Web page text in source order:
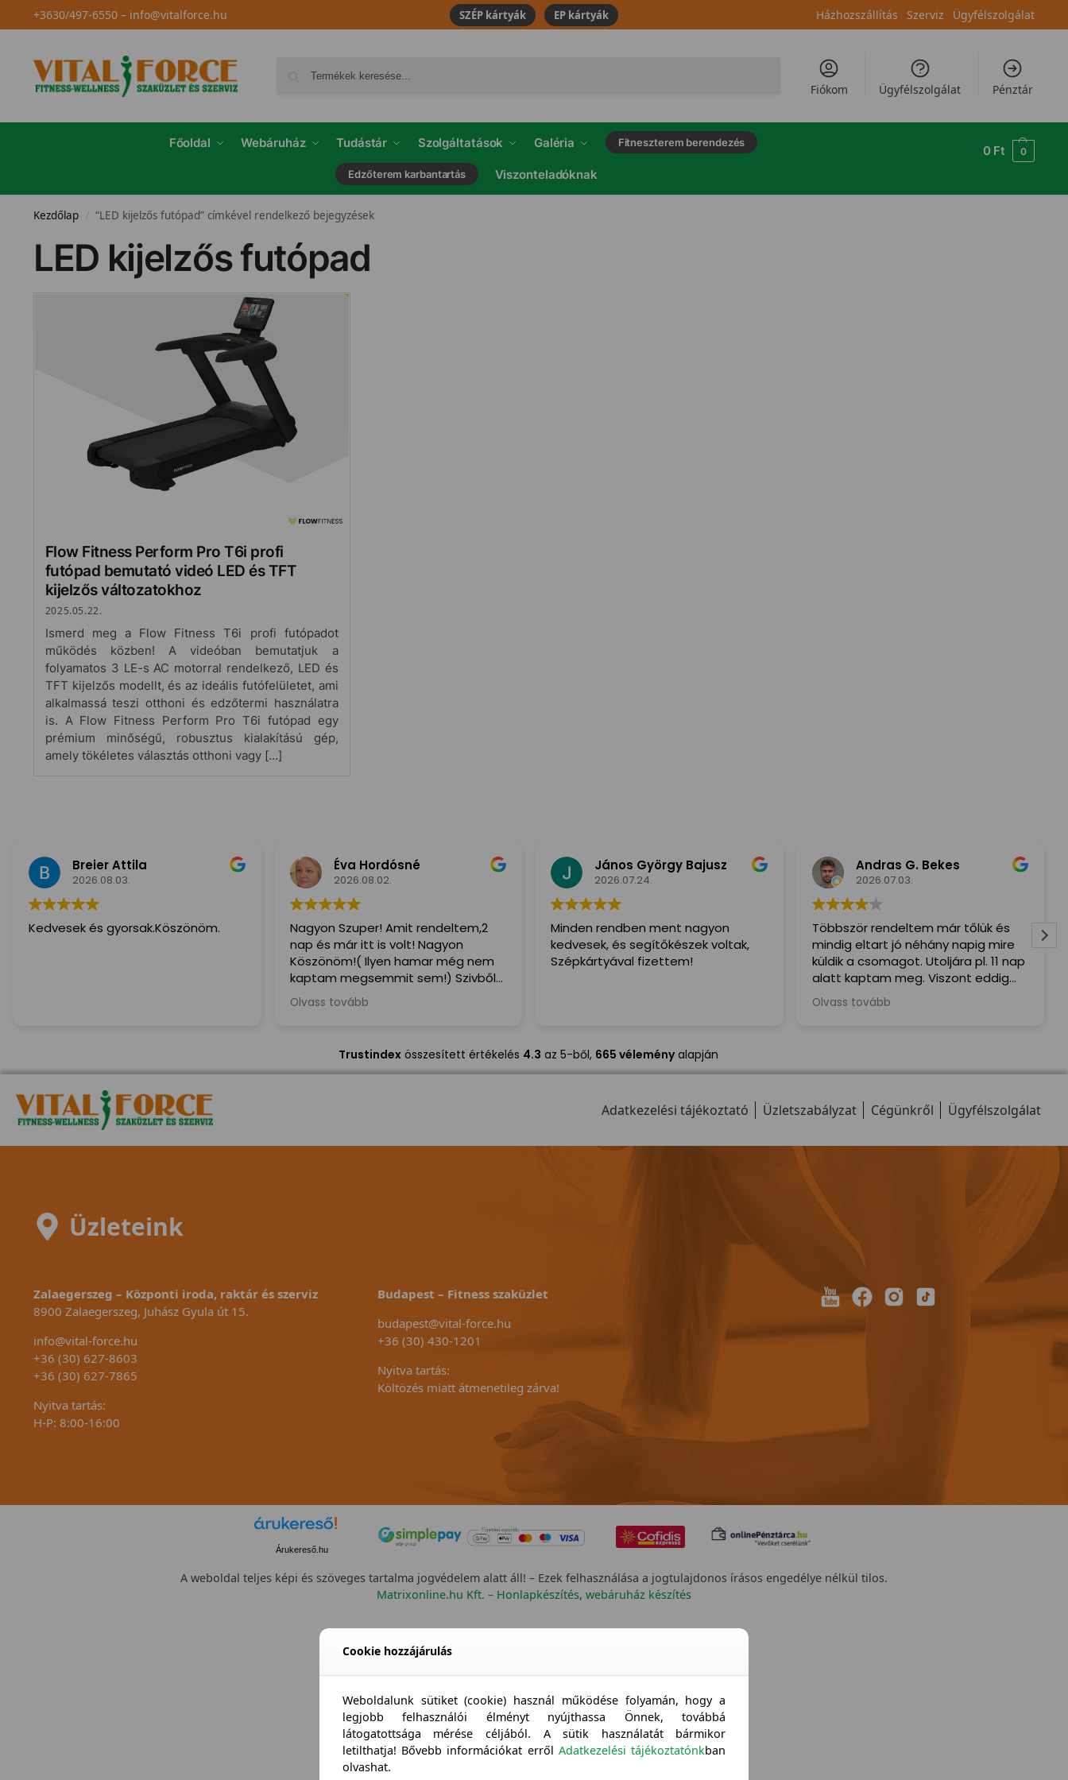
+3630/497-6550– info@vitalforce.hu SZÉP kártyák EP kártyák Házhozszállítás Szerviz Ügyfélszolgálat
Fiókom Ügyfélszolgálat Pénztár
Főoldal Webáruház Tudástár Szolgáltatások Galéria Fitneszterem berendezés
Edzőterem karbantartás Viszonteladóknak
0 Ft 0
Kezdőlap / “LED kijelzős futópad” címkével rendelkező bejegyzések
LED kijelzős futópad
Flow Fitness Perform Pro T6i profi
futópad bemutató videó LED és TFT
kijelzős változatokhoz
2025.05.22.
Ismerd meg a Flow Fitness T6i profi futópadot
működés közben! A videóban bemutatjuk a
folyamatos 3 LE-s AC motorral rendelkező, LED és
TFT kijelzős modellt, és az ideális futófelületet, ami
alkalmassá teszi otthoni és edzőtermi használatra
is. A Flow Fitness Perform Pro T6i futópad egy
prémium minőségű, robusztus kialakítású gép,
amely tökéletes választás otthoni vagy […]
Breier Attila
2026.08.03.
Kedvesek és gyorsak.Köszönöm.
Éva Hordósné
2026.08.02.
Nagyon Szuper! Amit rendeltem,2
nap és már itt is volt! Nagyon
Köszönöm!( Ilyen hamar még nem
kaptam megsemmit sem!) Szivből
ajánlom mindenkinek,a Futár is irtó
kedves és Segitőkész volt!
Olvass tovább
János György Bajusz
2026.07.24.
Minden rendben ment nagyon
kedvesek, és segítőkészek voltak,
Szépkártyával fizettem!
Andras G. Bekes
2026.07.03.
Többször rendeltem már tőlük és
mindig eltart jó néhány napig mire
küldik a csomagot. Utoljára pl. 11 nap
alatt kaptam meg. Viszont eddig
mindig mindent megkaptam hiba
nélkül.
Olvass tovább
Trustindex összesített értékelés 4.3 az 5-ből, 665 véleményalapján
Adatkezelési tájékoztató Üzletszabályzat Cégünkről Ügyfélszolgálat
Üzleteink
Zalaegerszeg – Központi iroda, raktár és szerviz
8900 Zalaegerszeg, Juhász Gyula út 15.
info@vital-force.hu
+36 (30) 627-8603
+36 (30) 627-7865
Nyitva tartás:
H-P: 8:00-16:00
Budapest – Fitness szaküzlet
budapest@vital-force.hu
+36 (30) 430-1201
Nyitva tartás:
Költözés miatt átmenetileg zárva!
Árukereső.hu
A weboldal teljes képi és szöveges tartalma jogvédelem alatt áll! – Ezek felhasználása a jogtulajdonos írásos engedélye nélkül tilos.
Matrixonline.hu Kft. – Honlapkészítés, webáruház készítés
Cookie hozzájárulás
Weboldalunk sütiket (cookie) használ működése folyamán, hogy a
legjobb felhasználói élményt nyújthassa Önnek, továbbá
látogatottsága mérése céljából. A sütik használatát bármikor
letilthatja! Bővebb információkat erről Adatkezelési tájékoztatónkban
olvashat.